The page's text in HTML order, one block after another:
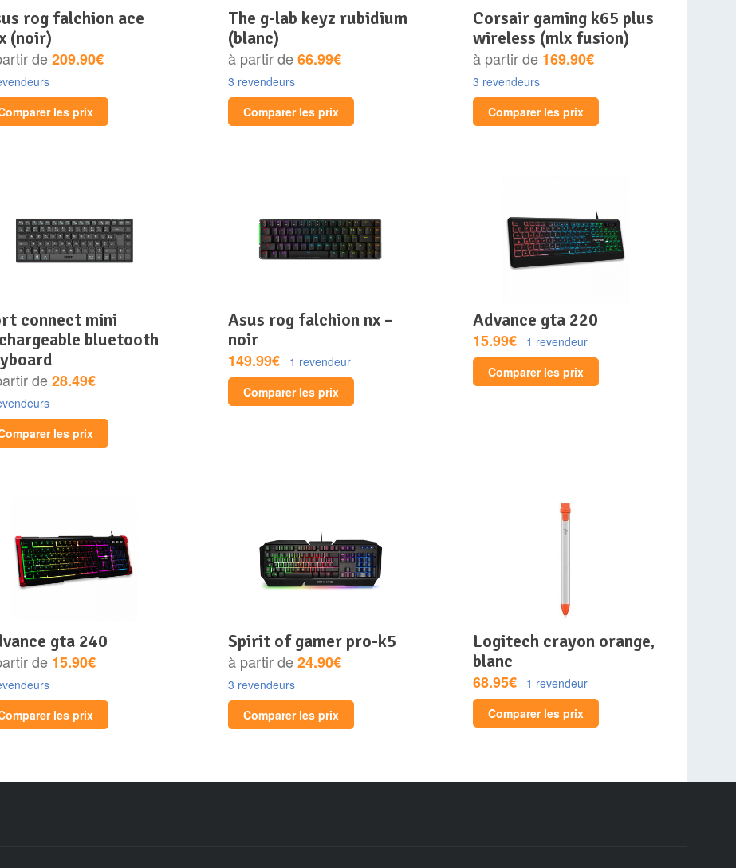
(noir)
de209.90€
les prix
the g-lab keyz rubidium
(blanc)
à partir de66.99€
3 revendeurs
Comparer les prix
corsair gaming k65 plus
wireless (mlx fusion)
à partir de 169.90€
3 revendeurs
Comparer les prix
bluetooth
de28.49€
les prix
asus rog falchion nx –
noir
149.99€
1 revendeur
Comparer les prix
advance gta 220
15.99€
1 revendeur
Comparer les prix
gta 240
de 15.90€
les prix
spirit of gamer pro-k5
à partir de24.90€
3 revendeurs
Comparer les prix
logitech crayon orange,
blanc
68.95€
1 revendeur
Comparer les prix